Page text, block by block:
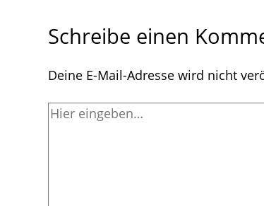
Schreibe einen
Deine E-Mail-Adresse wird nicht
Hier